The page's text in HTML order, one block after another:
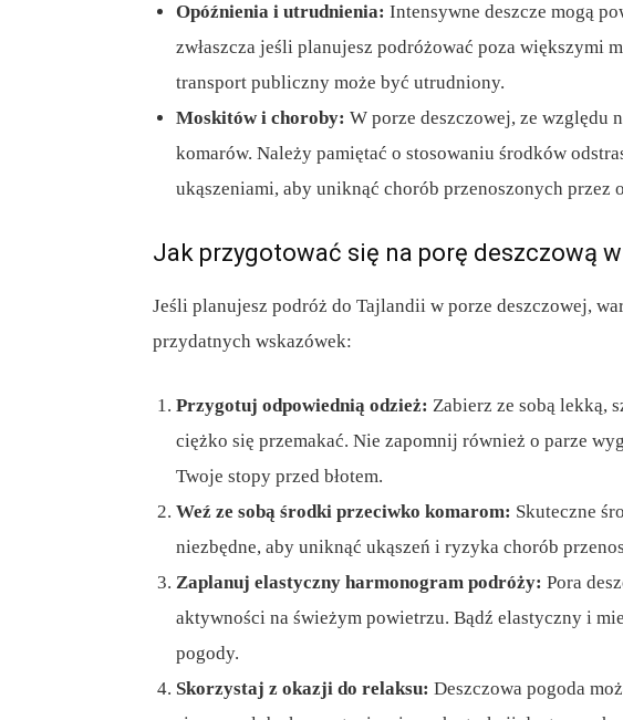
Opóźnienia i utrudnienia: Intensywne deszcze mogą
zwłaszcza jeśli planujesz podróżować poza większymi
transport publiczny może być utrudniony.
Moskitów i choroby: W porze deszczowej, ze względu
komarów. Należy pamiętać o stosowaniu środków
ukąszeniami, aby uniknąć chorób przenoszonych przez
Jak przygotować się na porę deszczową
Jeśli planujesz podróż do Tajlandii w porze deszczowej,
przydatnych wskazówek:
Przygotuj odpowiednią odzież: Zabierz ze sobą lekką,
ciężko się przemakać. Nie zapomnij również o parze
Twoje stopy przed błotem.
Weź ze sobą środki przeciwko komarom: Skuteczne
niezbędne, aby uniknąć ukąszeń i ryzyka chorób
Zaplanuj elastyczny harmonogram podróży: Pora
aktywności na świeżym powietrzu. Bądź elastyczny i
pogody.
Skorzystaj z okazji do relaksu: Deszczowa pogoda